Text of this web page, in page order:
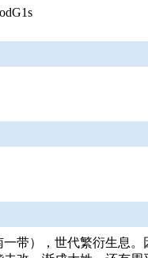
带），世代繁衍生息